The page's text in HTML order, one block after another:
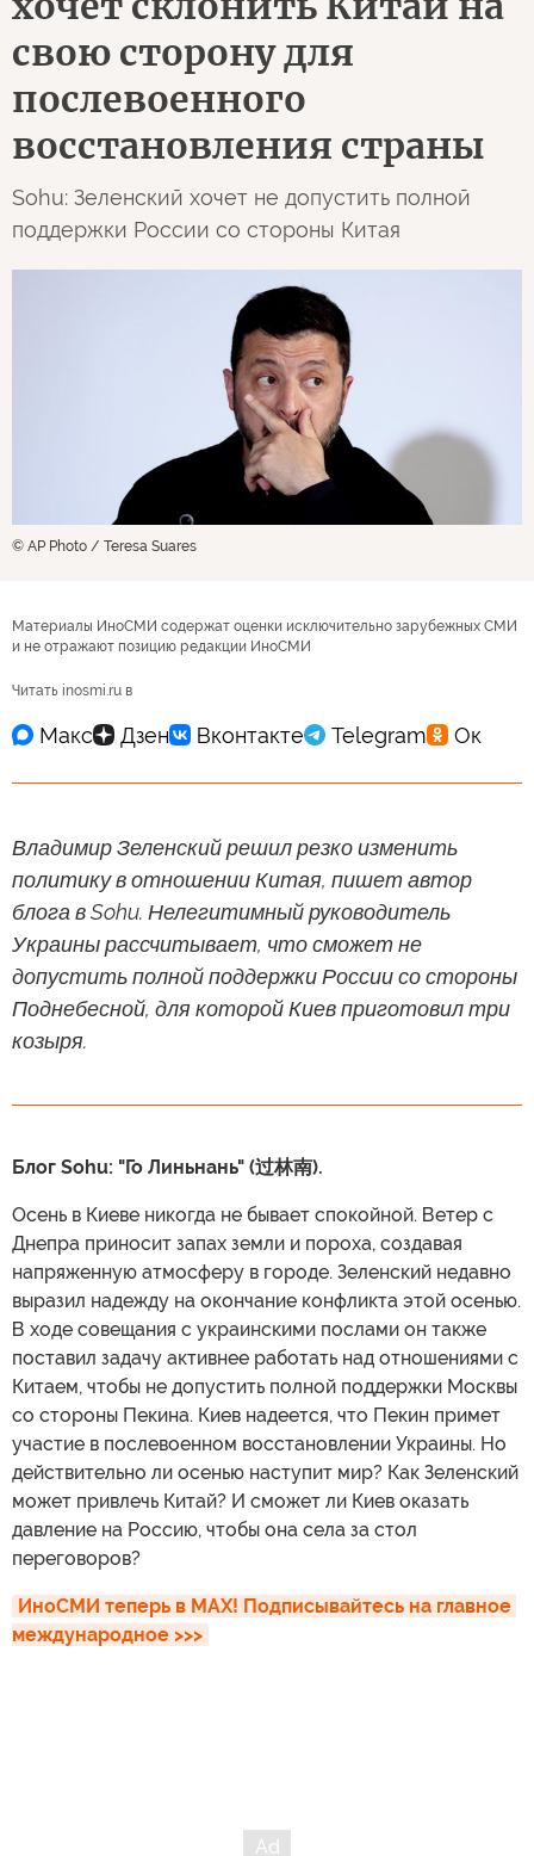
свою сторону для
послевоенного
восстановления страны
Sohu: Зеленский хочет не допустить полной
поддержки России со стороны Китая
© AP Photo / Teresa Suares
Материалы ИноСМИ содержат оценки исключительно зарубежных СМИ
и не отражают позицию редакции ИноСМИ
Читать inosmi.ru в
Владимир Зеленский решил резко изменить
политику в отношении Китая, пишет автор
блога в Sohu. Нелегитимный руководитель
Украины рассчитывает, что сможет не
допустить полной поддержки России со стороны
Поднебесной, для которой Киев приготовил три
козыря.
Блог Sohu: "Го Линьнань" (过林南).
Осень в Киеве никогда не бывает спокойной. Ветер с
Днепра приносит запах земли и пороха, создавая
напряженную атмосферу в городе. Зеленский недавно
выразил надежду на окончание конфликта этой осенью.
В ходе совещания с украинскими послами он также
поставил задачу активнее работать над отношениями с
Китаем, чтобы не допустить полной поддержки Москвы
со стороны Пекина. Киев надеется, что Пекин примет
участие в послевоенном восстановлении Украины. Но
действительно ли осенью наступит мир? Как Зеленский
может привлечь Китай? И сможет ли Киев оказать
давление на Россию, чтобы она села за стол
переговоров?
ИноСМИ теперь в MAX! Подписывайтесь на главное
международное >>>